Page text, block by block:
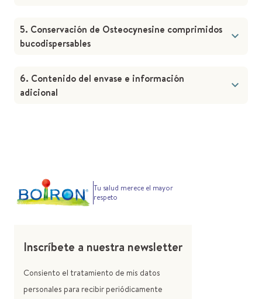
5. Conservación de Osteocynesine comprimidos
bucodispersables
6. Contenido del envase e información
adicional
Tu salud merece el mayor
respeto
Inscríbete a nuestra newsletter
Consiento el tratamiento de mis datos
personales para recibir periódicamente